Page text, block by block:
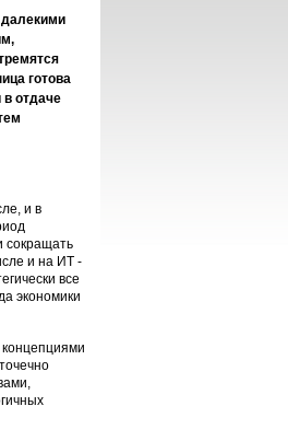
готова
в отдаче
и в
сокращать
и на ИТ -
все
экономики
концепциями